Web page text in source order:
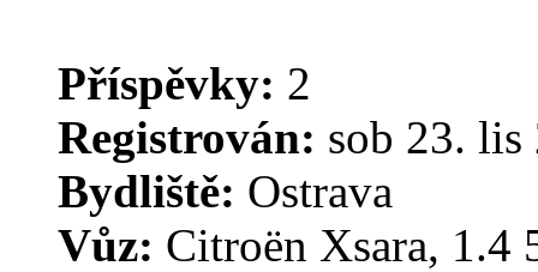
Příspěvky: 2
Registrován: sob 23. lis
Bydliště: Ostrava
Vůz: Citroën Xsara, 1.4